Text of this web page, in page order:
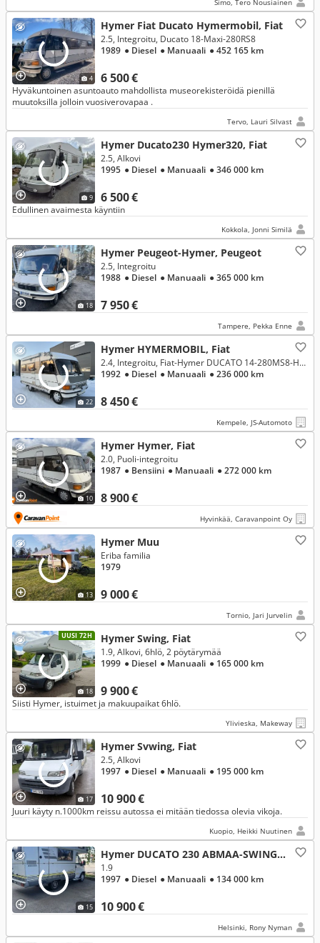
Simo, Tero Nousiainen
4
Hymer Fiat Ducato Hymermobil, Fiat
6 500 €
2.5, Integroitu, Ducato 18-Maxi-280RS8
1989 ● Diesel ● Manuaali ● 452 165 km
Hyväkuntoinen asuntoauto mahdollista museorekisteröidä pienillä
muutoksilla jolloin vuosiverovapaa .
Tervo, Lauri Silvast
9
Hymer Ducato230 Hymer320, Fiat
6 500 €
2.5, Alkovi
1995 ● Diesel ● Manuaali ● 346 000 km
Edullinen avaimesta käyntiin
Kokkola, Jonni Similä
18
Hymer Peugeot-Hymer, Peugeot
7 950 €
2.5, Integroitu
1988 ● Diesel ● Manuaali ● 365 000 km
Tampere, Pekka Enne
22
Hymer HYMERMOBIL, Fiat
8 450 €
2.4, Integroitu, Fiat-Hymer DUCATO 14-280MS8-HYMERMOBIL 554/292
1992 ● Diesel ● Manuaali ● 236 000 km
Kempele, JS-Automoto
10
Hymer Hymer, Fiat
8 900 €
2.0, Puoli-integroitu
1987 ● Bensiini ● Manuaali ● 272 000 km
Hyvinkää, Caravanpoint Oy
13
Hymer Muu
9 000 €
Eriba familia
1979
Tornio, Jari Jurvelin
UUSI 72H
18
Hymer Swing, Fiat
9 900 €
1.9, Alkovi, 6hlö, 2 pöytärymää
1999 ● Diesel ● Manuaali ● 165 000 km
Siisti Hymer, istuimet ja makuupaikat 6hlö.
Ylivieska, Makeway
17
Hymer Svwing, Fiat
10 900 €
2.5, Alkovi
1997 ● Diesel ● Manuaali ● 195 000 km
Juuri käyty n.1000km reissu autossa ei mitään tiedossa olevia vikoja.
Kuopio, Heikki Nuutinen
15
Hymer DUCATO 230 ABMAA-SWING 544, Fiat
10 900 €
1.9
1997 ● Diesel ● Manuaali ● 134 000 km
Helsinki, Rony Nyman